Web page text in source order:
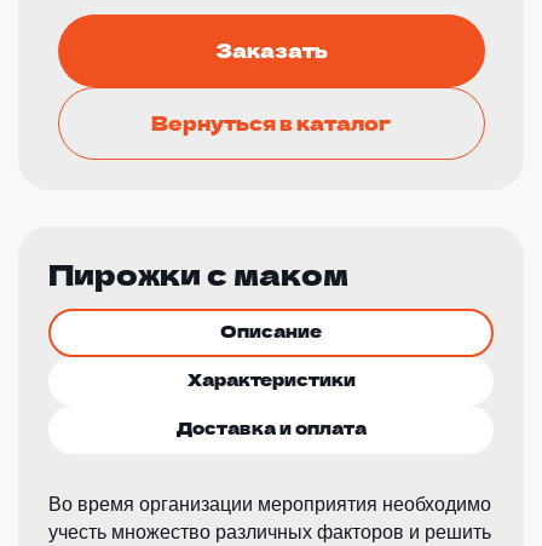
Заказать
Вернуться в каталог
Пирожки с маком
Описание
Характеристики
Доставка и оплата
Во время организации мероприятия необходимо
учесть множество различных факторов и решить